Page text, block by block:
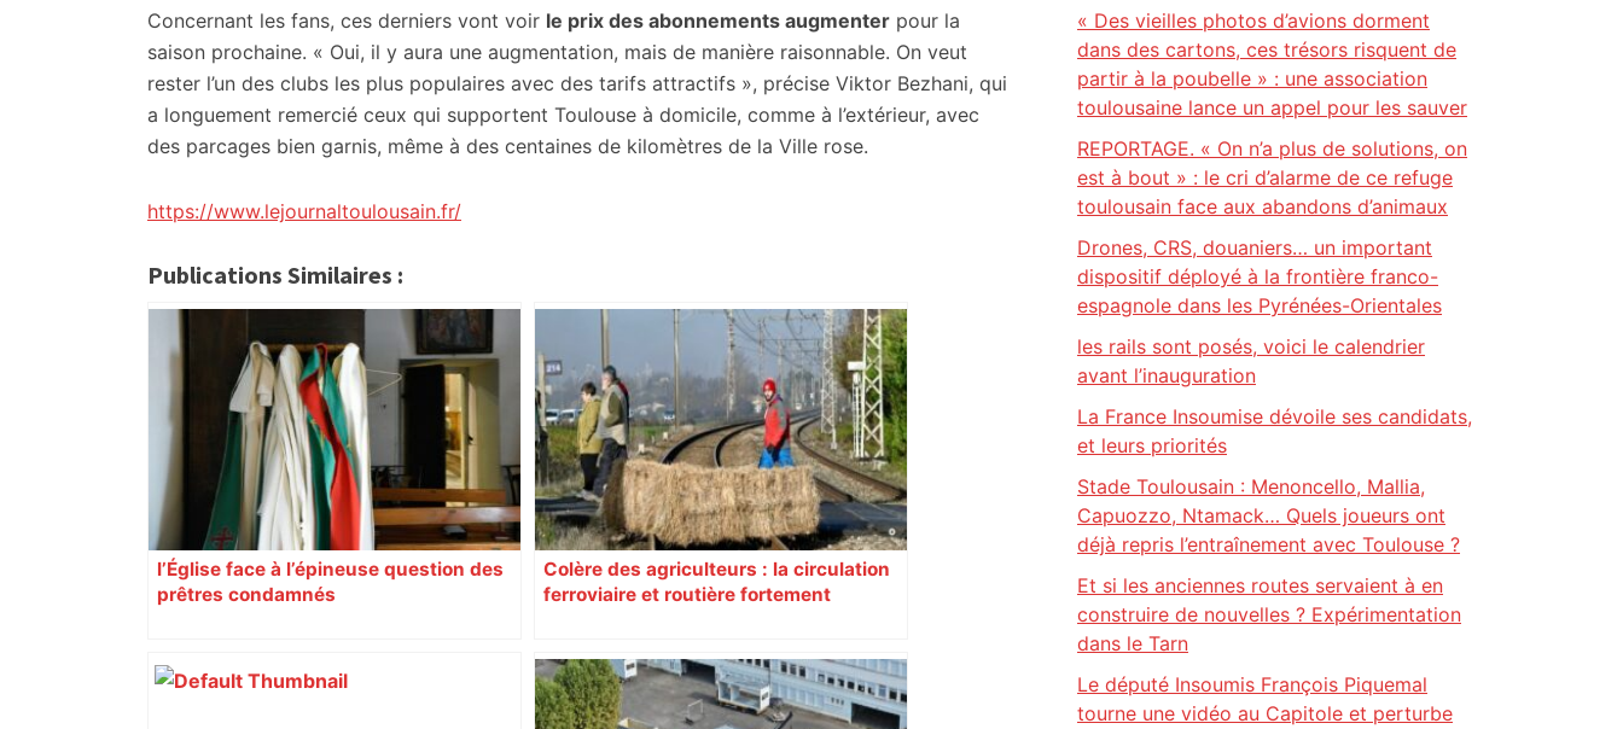
Concernant les fans, ces derniers vont voir le prix des abonnements augmenter pour la
saison prochaine. « Oui, il y aura une augmentation, mais de manière raisonnable. On veut
rester l’un des clubs les plus populaires avec des tarifs attractifs », précise Viktor Bezhani, qui
a longuement remercié ceux qui supportent Toulouse à domicile, comme à l’extérieur, avec
des parcages bien garnis, même à des centaines de kilomètres de la Ville rose.
https://www.lejournaltoulousain.fr/
Publications Similaires :
l’Église face à l’épineuse question des
prêtres condamnés
Colère des agriculteurs : la circulation
ferroviaire et routière fortement
« Des vieilles photos d’avions dorment
dans des cartons, ces trésors risquent de
partir à la poubelle » : une association
toulousaine lance un appel pour les sauver
REPORTAGE. « On n’a plus de solutions, on
est à bout » : le cri d’alarme de ce refuge
toulousain face aux abandons d’animaux
Drones, CRS, douaniers… un important
dispositif déployé à la frontière franco-
espagnole dans les Pyrénées-Orientales
les rails sont posés, voici le calendrier
avant l’inauguration
La France Insoumise dévoile ses candidats,
et leurs priorités
Stade Toulousain : Menoncello, Mallia,
Capuozzo, Ntamack… Quels joueurs ont
déjà repris l’entraînement avec Toulouse ?
Et si les anciennes routes servaient à en
construire de nouvelles ? Expérimentation
dans le Tarn
Le député Insoumis François Piquemal
tourne une vidéo au Capitole et perturbe